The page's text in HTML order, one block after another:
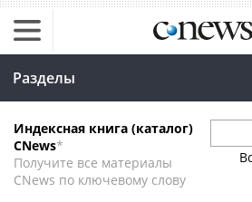
Разделы
Индексная книга (каталог)
CNews*
Получите все материалы
CNews по ключевому слову